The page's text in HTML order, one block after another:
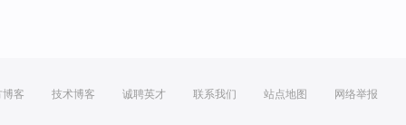
博客 技术博客 诚聘英才 联系我们 站点地图 网络举报